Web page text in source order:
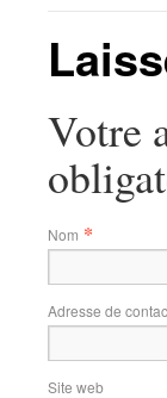
Votre
Nom *
Adresse de
Site web